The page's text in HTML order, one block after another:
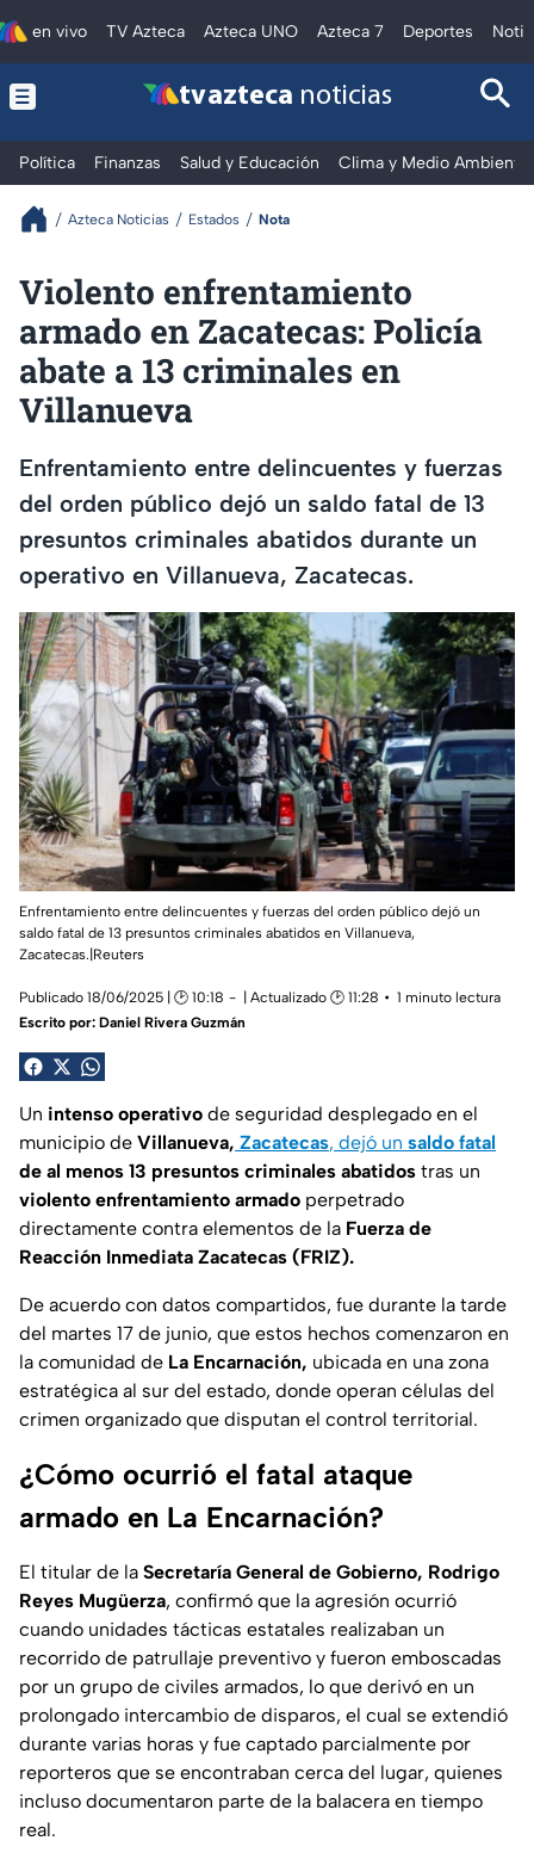
en vivo TV Azteca Azteca UNO Azteca 7 Deportes
tv azteca noticias
Política Finanzas Salud y Educación Clima y Medio Ambiente
Azteca Noticias Estados Nota
Violento enfrentamiento
armado en Zacatecas: Policía
abate a 13 criminales en
Villanueva
Enfrentamiento entre delincuentes y fuerzas
del orden público dejó un saldo fatal de 13
presuntos criminales abatidos durante un
operativo en Villanueva, Zacatecas.
Enfrentamiento entre delincuentes y fuerzas del orden público dejó un
saldo fatal de 13 presuntos criminales abatidos en Villanueva,
Zacatecas.|Reuters
Publicado 18/06/2025 | 🕑 10:18 | Actualizado 🕑 11:28
1 minuto lectura
Escrito por: Daniel Rivera Guzmán
Un intenso operativo de seguridad desplegado en el
municipio de Villanueva, Zacatecas, dejó un saldo fatal
de al menos 13 presuntos criminales abatidos tras un
violento enfrentamiento armado perpetrado
directamente contra elementos de la Fuerza de
Reacción Inmediata Zacatecas (FRIZ).
De acuerdo con datos compartidos, fue durante la tarde
del martes 17 de junio, que estos hechos comenzaron en
la comunidad de La Encarnación, ubicada en una zona
estratégica al sur del estado, donde operan células del
crimen organizado que disputan el control territorial.
¿Cómo ocurrió el fatal ataque
armado en La Encarnación?
El titular de la Secretaría General de Gobierno, Rodrigo
Reyes Mugüerza, confirmó que la agresión ocurrió
cuando unidades tácticas estatales realizaban un
recorrido de patrullaje preventivo y fueron emboscadas
por un grupo de civiles armados, lo que derivó en un
prolongado intercambio de disparos, el cual se extendió
durante varias horas y fue captado parcialmente por
reporteros que se encontraban cerca del lugar, quienes
incluso documentaron parte de la balacera en tiempo
real.